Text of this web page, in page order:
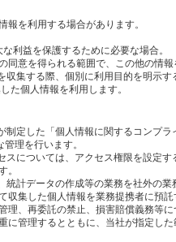
を利用する場合があります。
利益を保護するために必要な場合。
意を得られる範囲で、この他の情報
集する際、個別に利用目的を明示
た個人情報を利用します。
制定した「個人情報に関するコンプ
理を行います。
については、アクセス権限を設定
。
計データの作成等の業務を社外の
収集した個人情報を業務提携者に預
理、再委託の禁止、損害賠償義務等
に管理するとともに、当社が指定し